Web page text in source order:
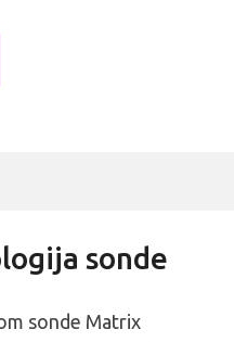
sonde
sonde Matrix